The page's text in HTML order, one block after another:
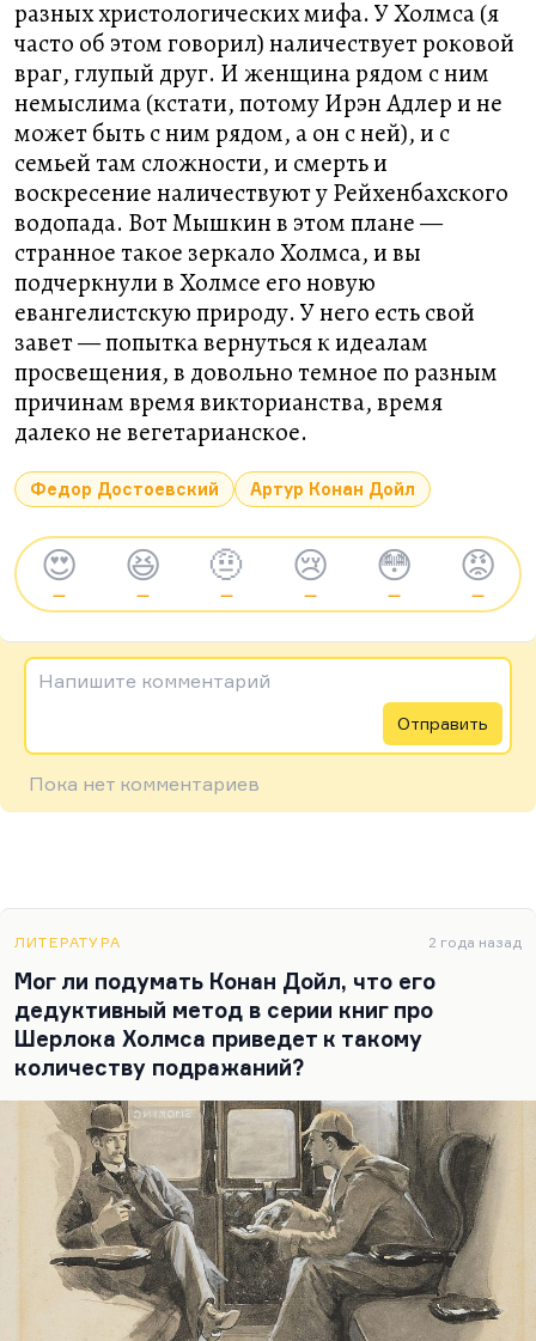
разных христологических мифа. У Холмса (я
часто об этом говорил) наличествует роковой
враг, глупый друг. И женщина рядом с ним
немыслима (кстати, потому Ирэн Адлер и не
может быть с ним рядом, а он с ней), и с
семьей там сложности, и смерть и
воскресение наличествуют у Рейхенбахского
водопада. Вот Мышкин в этом плане —
странное такое зеркало Холмса, и вы
подчеркнули в Холмсе его новую
евангелистскую природу. У него есть свой
завет — попытка вернуться к идеалам
просвещения, в довольно темное по разным
причинам время викторианства, время
далеко не вегетарианское.
Федор Достоевский Артур Конан Дойл
😍
—
😆
—
🤨
—
😢
—
😳
—
😡
—
Напишите комментарий
Отправить
Пока нет комментариев
ЛИТЕРАТУРА 2 года назад
Мог ли подумать Конан Дойл, что его
дедуктивный метод в серии книг про
Шерлока Холмса приведет к такому
количеству подражаний?